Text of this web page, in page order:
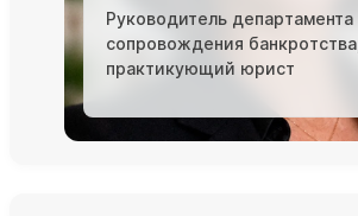
Руководитель департамента
сопровождения банкротства,
практикующий юрист